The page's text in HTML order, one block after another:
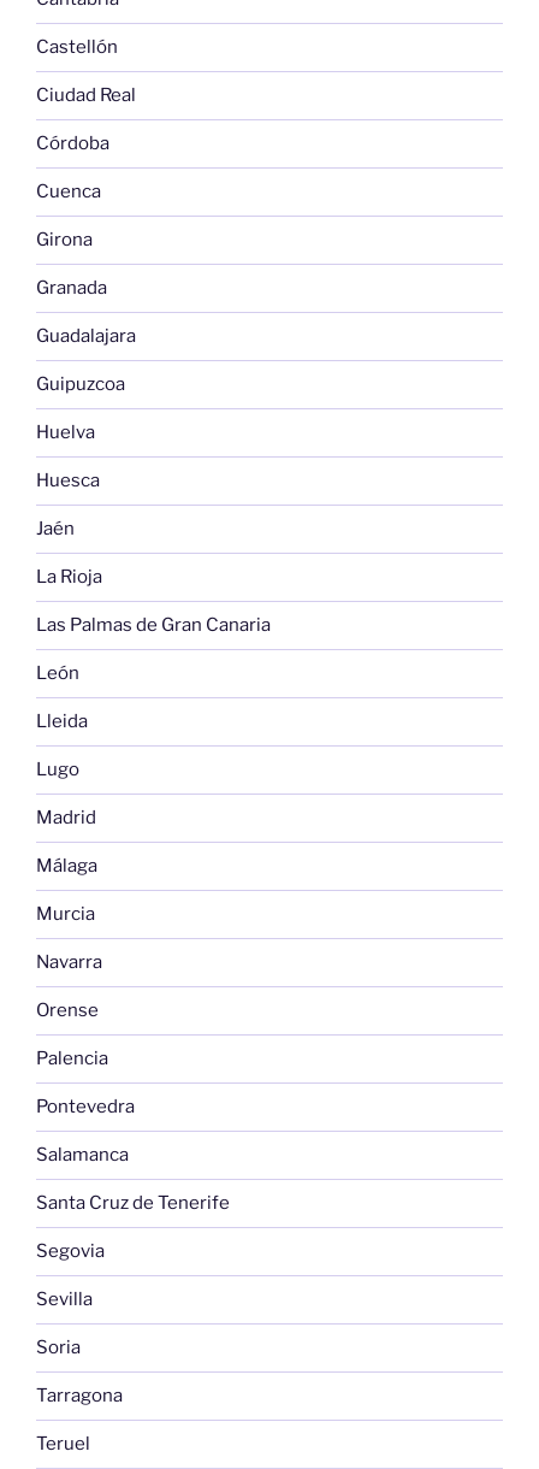
Castellón
Ciudad Real
Córdoba
Cuenca
Girona
Granada
Guadalajara
Guipuzcoa
Huelva
Huesca
Jaén
La Rioja
Las Palmas de Gran Canaria
León
Lleida
Lugo
Madrid
Málaga
Murcia
Navarra
Orense
Palencia
Pontevedra
Salamanca
Santa Cruz de Tenerife
Segovia
Sevilla
Soria
Tarragona
Teruel